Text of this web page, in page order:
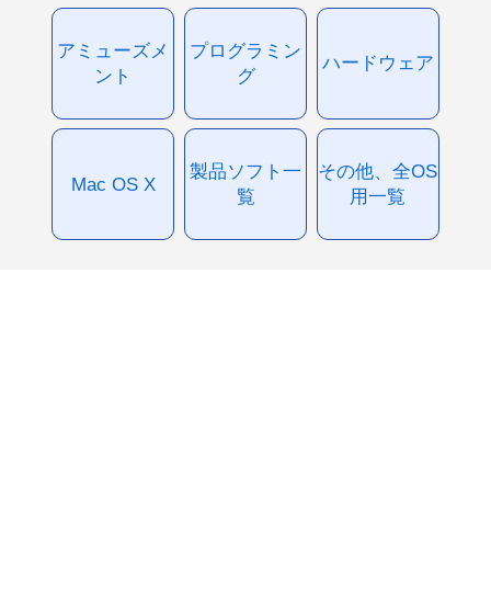
アミューズメ
ント
プログラミン
グ
ハードウェア
Mac OS X
製品ソフト一
覧
その他、全OS
用一覧